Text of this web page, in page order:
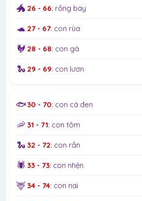
🐲 26 - 66: rồng bay
🐢 27 - 67: con rùa
🐓 28 - 68: con gà
🐍 29 - 69: con lươn
🐟30 - 70: con cá đen
🦐 31 - 71: con tôm
🐍 32 - 72: con rắn
🕷️ 33 - 73: con nhện
🦌 34 - 74: con nai